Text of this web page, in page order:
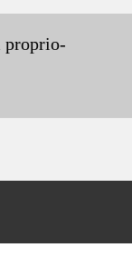
proprio-